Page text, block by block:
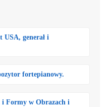
USA, generał i
fortepianowy.
Formy w Obrazach i